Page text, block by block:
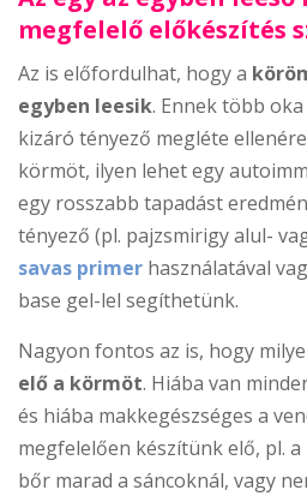
megfelelő előkészítés
Az is előfordulhat, hogy a
egyben leesik. Ennek több
kizáró tényező megléte
körmöt, ilyen lehet egy
egy rosszabb tapadást
tényező (pl. pajzsmirigy alul-
savas primer használatával
base gel-lel segíthetünk.
Nagyon fontos az is, hogy
elő a körmöt. Hiába van
és hiába makkegészséges a
megfelelően készítünk elő, pl.
bőr marad a sáncoknál, vagy